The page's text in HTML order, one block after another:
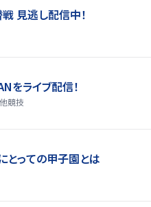
見逃し配信中！
をライブ配信！
競技
とっての甲子園とは